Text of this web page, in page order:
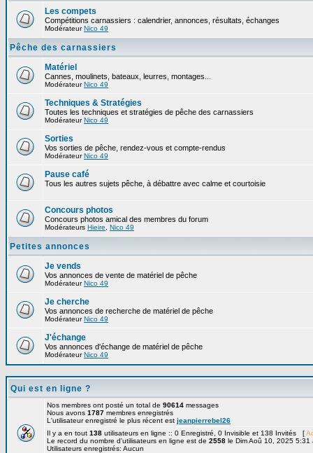
Les compets
Compétitions carnassiers : calendrier, annonces, résultats, échanges
ModérateurNico 49
Pêche des carnassiers
Matériel
Cannes, moulinets, bateaux, leurres, montages...
ModérateurNico 49
Techniques & Stratégies
Toutes les techniques et stratégies de pêche des carnassiers
ModérateurNico 49
Sorties
Vos sorties de pêche, rendez-vous et compte-rendus
ModérateurNico 49
Pause café
Tous les autres sujets pêche, à débattre avec calme et courtoisie
Concours photos
Concours photos amical des membres du forum
Modérateurs Hieire Nico 49
Petites annonces
Je vends
Vos annonces de vente de matériel de pêche
ModérateurNico 49
Je cherche
Vos annonces de recherche de matériel de pêche
ModérateurNico 49
J'échange
Vos annonces d'échange de matériel de pêche
ModérateurNico 49
Qui est en ligne ?
Nos membres ont posté un total de 90614 messages
Nous avons 1787 membres enregistrés
L'utilisateur enregistré le plus récent est jeanpierrebel26
Il y a en tout 138 utilisateurs en ligne :: 0 Enregistré, 0 Invisible et 138 Invités [
Le record du nombre d'utilisateurs en ligne est de 2558 le Dim Aoû 10, 2025 5:31
Utilisateurs enregistrés: Aucun